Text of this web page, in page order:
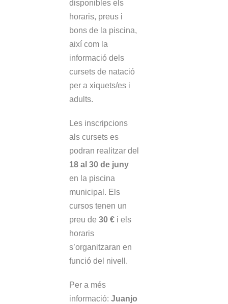
disponibles els
horaris, preus i
bons de la piscina,
així com la
informació dels
cursets de natació
per a xiquets/es i
adults.
Les inscripcions
als cursets es
podran realitzar del
18 al 30 de juny
en la piscina
municipal. Els
cursos tenen un
preu de 30 € i els
horaris
s’organitzaran en
funció del nivell.
Per a més
informació: Juanjo